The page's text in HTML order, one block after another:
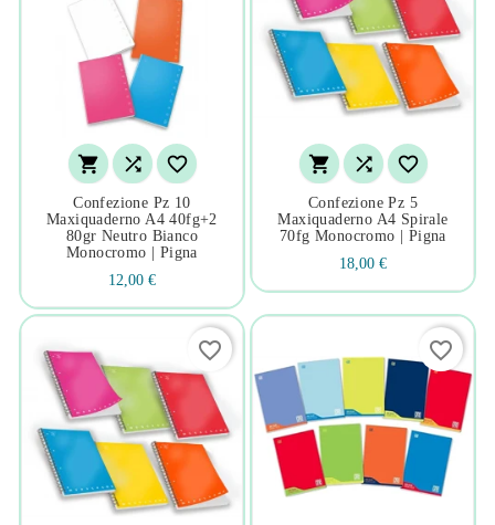
  
Confezione Pz 10
Maxiquaderno A4 40fg+2
80gr Neutro Bianco
Monocromo | Pigna
12,00 €
  
Confezione Pz 5
Maxiquaderno A4 Spirale
70fg Monocromo | Pigna
18,00 €
favorite_border favorite_border